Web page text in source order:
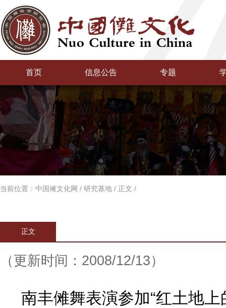
首页 信息公告 专题
当前位置： 中国傩文化网 / 研究基地 / 正文 /
正文
（更新时间：2008/12/13）
南丰傩舞表演参加“红土地